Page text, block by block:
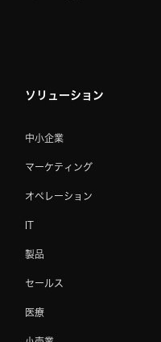
ソリューション
中小企業
マーケティング
オペレーション
IT
製品
セールス
医療